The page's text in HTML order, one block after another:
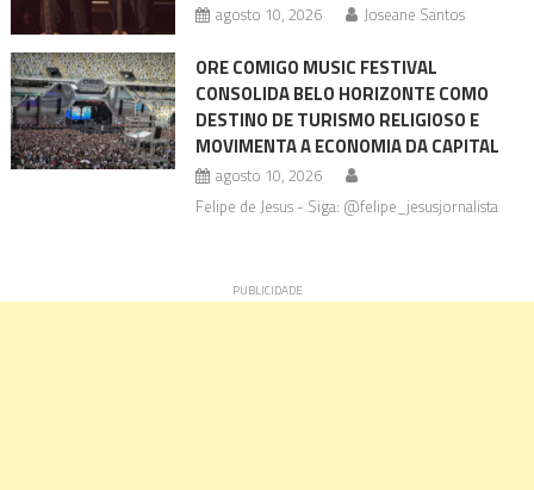
agosto 10, 2026 Joseane Santos
ORE COMIGO MUSIC FESTIVAL
CONSOLIDA BELO HORIZONTE COMO
DESTINO DE TURISMO RELIGIOSO E
MOVIMENTA A ECONOMIA DA CAPITAL
agosto 10, 2026
Felipe de Jesus - Siga: @felipe_jesusjornalista